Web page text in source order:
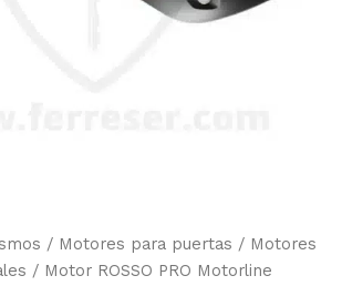
/ Motores para puertas / Motores
/ Motor ROSSO PRO Motorline